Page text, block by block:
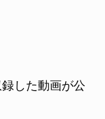
した動画が公